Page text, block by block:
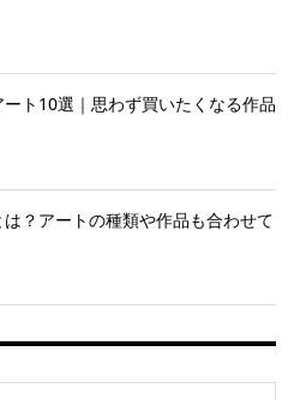
ト10選｜思わず買いたくなる作品
？アートの種類や作品も合わせて